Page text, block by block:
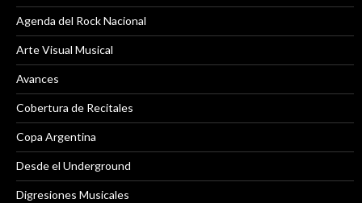
Agenda del Rock Nacional
Arte Visual Musical
Avances
Cobertura de Recitales
Copa Argentina
Desde el Underground
Digresiones Musicales